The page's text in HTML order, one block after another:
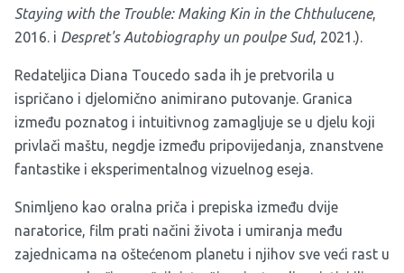
Staying with the Trouble: Making Kin in the Chthulucene,
2016. i Despret's Autobiography un poulpe Sud, 2021.).
Redateljica Diana Toucedo sada ih je pretvorila u
ispričano i djelomično animirano putovanje. Granica
između poznatog i intuitivnog zamagljuje se u djelu koji
privlači maštu, negdje između pripovijedanja, znanstvene
fantastike i eksperimentalnog vizuelnog eseja.
Snimljeno kao oralna priča i prepiska između dvije
naratorice, film prati načini života i umiranja među
zajednicama na oštećenom planetu i njihov sve veći rast u